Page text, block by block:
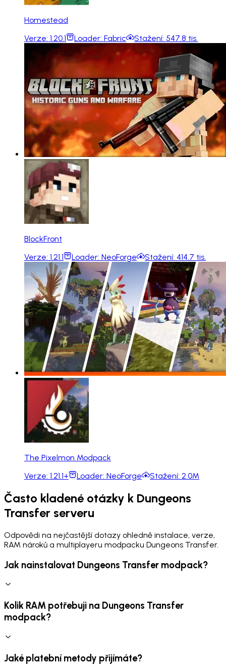
Homestead
Verze: 1.20.1 Loader: Fabric Stažení: 547.8 tis.
BlockFront
Verze: 1.21.1 Loader: NeoForge Stažení: 414.7 tis.
The Pixelmon Modpack
Verze: 1.21.1+ Loader: NeoForge Stažení: 2.0M
Často kladené otázky k Dungeons
Transfer serveru
Odpovědi na nejčastější dotazy ohledně instalace, verze,
RAM nároků a multiplayeru modpacku Dungeons Transfer.
Jak nainstalovat Dungeons Transfer modpack?
Kolik RAM potřebuji na Dungeons Transfer
modpack?
Jaké platební metody přijímáte?